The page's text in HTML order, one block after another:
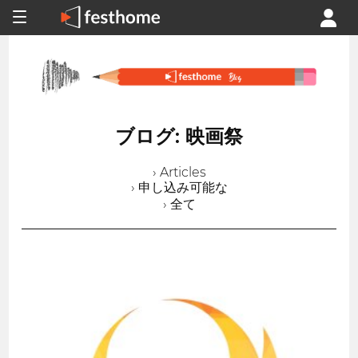
ブログ: 映画祭
› Articles
› 申し込み可能な
› 全て